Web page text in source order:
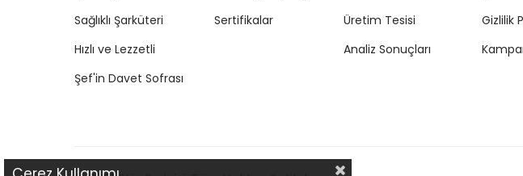
Sağlıklı Şarküteri
Hızlı ve Lezzetli
Şef'in Davet Sofrası
Sertifikalar
Üretim Tesisi
Analiz Sonuçları
Gizlilik